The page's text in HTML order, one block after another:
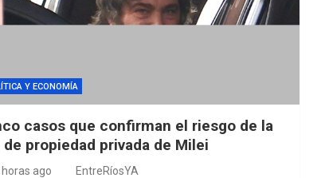
Y ECONOMÍA
casos que confirman el riesgo de la
de propiedad privada de Milei
horas ago EntreRíosYA